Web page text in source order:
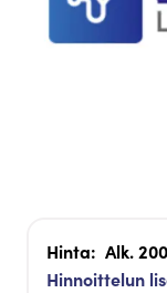
Hinta: Alk.
Hinnoittelun